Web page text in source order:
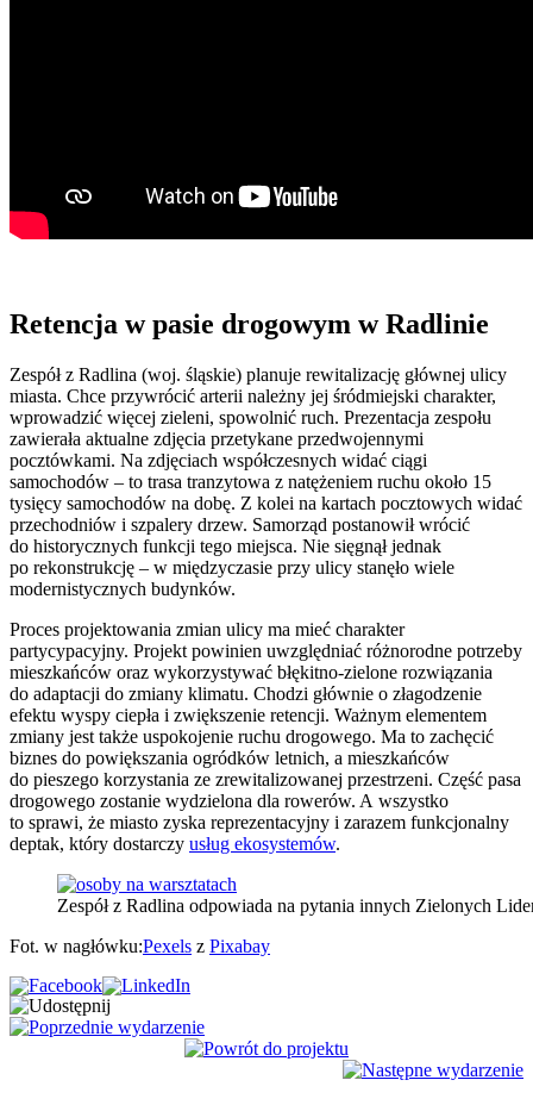
Retencja w pasie drogowym w Radlinie
Zespół z Radlina (woj. śląskie) planuje rewitalizację głównej ulicy
miasta. Chce przywrócić arterii należny jej śródmiejski charakter,
wprowadzić więcej zieleni, spowolnić ruch. Prezentacja zespołu
zawierała aktualne zdjęcia przetykane przedwojennymi
pocztówkami. Na zdjęciach współczesnych widać ciągi
samochodów – to trasa tranzytowa z natężeniem ruchu około 15
tysięcy samochodów na dobę. Z kolei na kartach pocztowych widać
przechodniów i szpalery drzew. Samorząd postanowił wrócić
do historycznych funkcji tego miejsca. Nie sięgnął jednak
po rekonstrukcję – w międzyczasie przy ulicy stanęło wiele
modernistycznych budynków.
Proces projektowania zmian ulicy ma mieć charakter
partycypacyjny. Projekt powinien uwzględniać różnorodne potrzeby
mieszkańców oraz wykorzystywać błękitno-zielone rozwiązania
do adaptacji do zmiany klimatu. Chodzi głównie o złagodzenie
efektu wyspy ciepła i zwiększenie retencji. Ważnym elementem
zmiany jest także uspokojenie ruchu drogowego. Ma to zachęcić
biznes do powiększania ogródków letnich, a mieszkańców
do pieszego korzystania ze zrewitalizowanej przestrzeni. Część pasa
drogowego zostanie wydzielona dla rowerów. A wszystko
to sprawi, że miasto zyska reprezentacyjny i zarazem funkcjonalny
deptak, który dostarczy usług ekosystemów.
Zespół z Radlina odpowiada na pytania innych Zielonych
Fot. w nagłówku:Pexels z Pixabay